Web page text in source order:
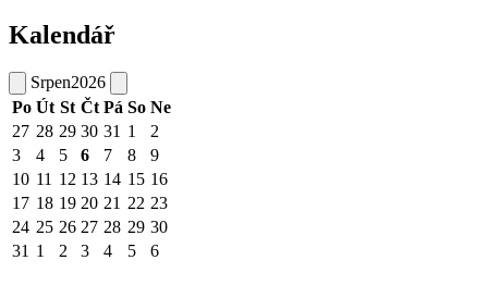
Kalendář
Srpen2026
Po Út St Čt Pá So Ne
27 28 29 30 31 1
2
3
4 5 6 7 8
9
10 11 12 13 14 15 16
17 18 19 20 21 22 23
24 25 26 27 28 29 30
31 1 2 3 4 5 6